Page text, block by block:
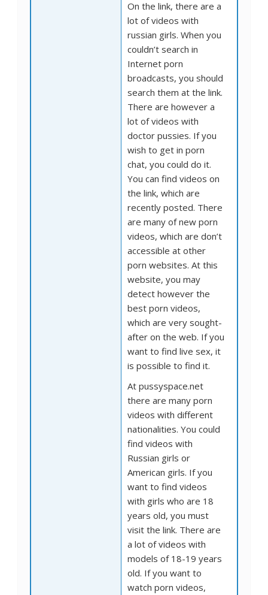
On the link, there are a
lot of videos with
russian girls. When you
couldn’t search in
Internet porn
broadcasts, you should
search them at the link.
There are however a
lot of videos with
doctor pussies. If you
wish to get in porn
chat, you could do it.
You can find videos on
the link, which are
recently posted. There
are many of new porn
videos, which are don’t
accessible at other
porn websites. At this
website, you may
detect however the
best porn videos,
which are very sought-
after on the web. If you
want to find live sex, it
is possible to find it.
At pussyspace.net
there are many porn
videos with different
nationalities. You could
find videos with
Russian girls or
American girls. If you
want to find videos
with girls who are 18
years old, you must
visit the link. There are
a lot of videos with
models of 18-19 years
old. If you want to
watch porn videos,